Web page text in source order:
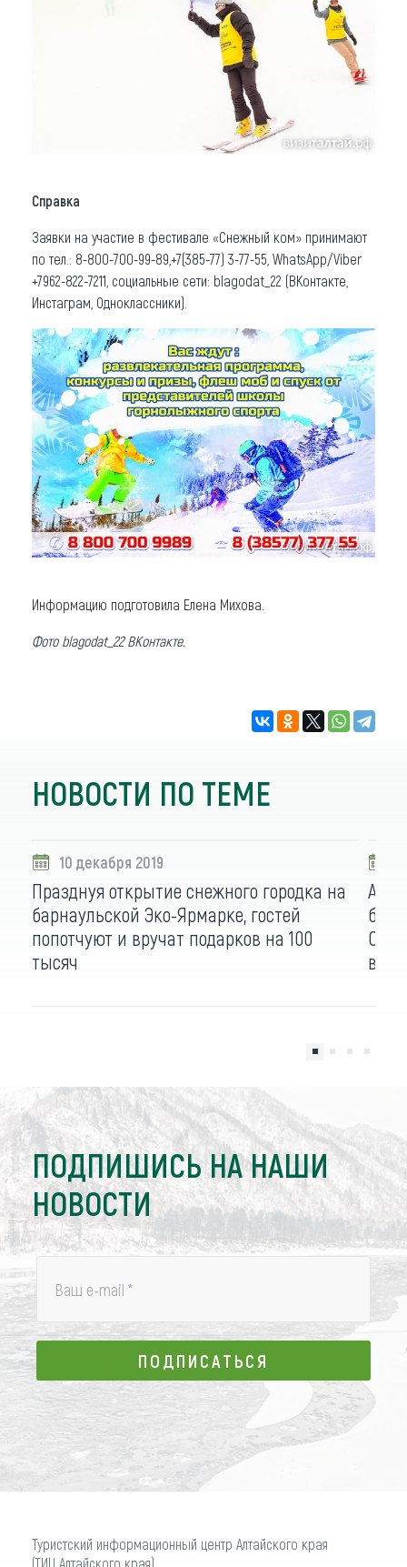
Справка
Заявки на участие в фестивале «Снежный ком» принимают
по тел.: 8-800-700-99-89,+7(385-77) 3-77-55, WhatsApp/Viber
+7962-822-7211, социальные сети: blagodat_22 (ВКонтакте,
Инстаграм, Одноклассники).
Информацию подготовила Елена Михова.
Фото blagodat_22 ВКонтакте.
НОВОСТИ ПО ТЕМЕ
10 декабря 2019
Празднуя открытие снежного городка на
барнаульской Эко-Ярмарке, гостей
попотчуют и вручат подарков на 100
тысяч
ПОДПИШИСЬ НА НАШИ
НОВОСТИ
Ваш e-mail *
ПОДПИСАТЬСЯ
ПОДПИСАТЬСЯ
Туристский информационный центр Алтайского края
(ТИЦ Алтайского края)